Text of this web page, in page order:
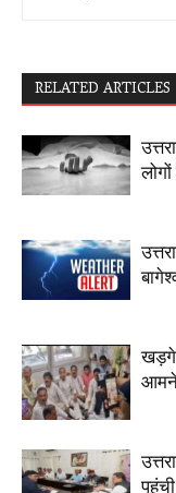
RELATED ARTICLES
खड़गे